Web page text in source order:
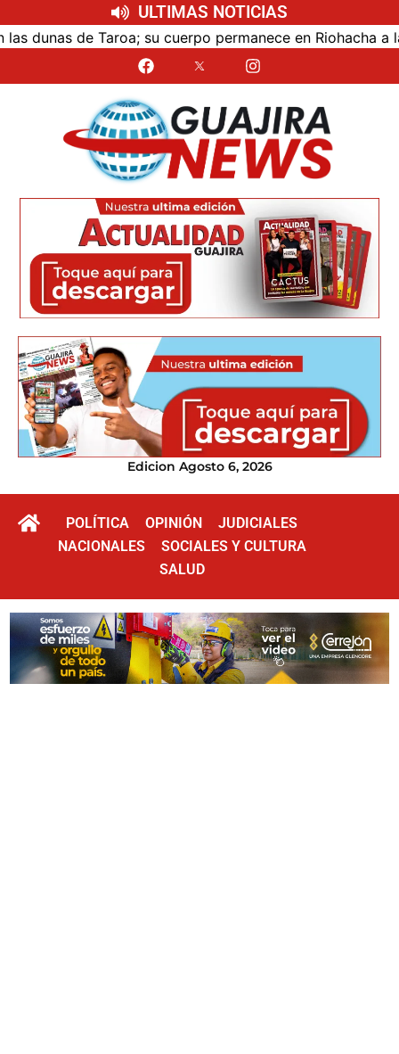
ULTIMAS NOTICIAS
de Taroa; su cuerpo permanece en Riohacha a la
Edicion Agosto 6, 2026
POLÍTICA OPINIÓN
JUDICIALES
NACIONALES
SOCIALES Y CULTURA
SALUD